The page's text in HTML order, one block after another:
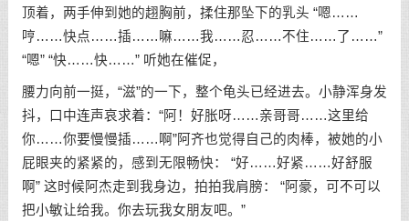
顶着，两手伸到她的趐胸前，揉住那坠下的乳头 “嗯……
哼……快点……插……嘛……我……忍……不住……了……”
“嗯” “快……快……” 听她在催促，
腰力向前一挺，“滋”的一下，整个龟头已经进去。小静浑身发
抖，口中连声哀求着：“阿！好胀呀……亲哥哥……这里给
你……你要慢慢插……啊”阿齐也觉得自己的肉棒，被她的小
屁眼夹的紧紧的，感到无限畅快： “好……好紧……好舒服
啊” 这时候阿杰走到我身边，拍拍我肩膀： “阿豪，可不可以
把小敏让给我。你去玩我女朋友吧。”